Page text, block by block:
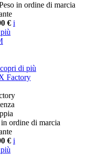
in ordine di marcia
€ i
di più
Factory
in ordine di marcia
€ i